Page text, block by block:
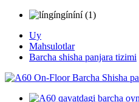
Uy
Mahsulotlar
Barcha shisha panjara tizimi